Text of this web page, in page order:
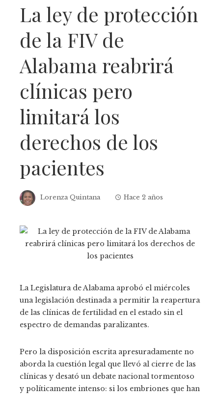
La ley de protección
de la FIV de
Alabama reabrirá
clínicas pero
limitará los
derechos de los
pacientes
Lorenza Quintana Hace 2 años
La Legislatura de Alabama aprobó el miércoles
una legislación destinada a permitir la reapertura
de las clínicas de fertilidad en el estado sin el
espectro de demandas paralizantes.
Pero la disposición escrita apresuradamente no
aborda la cuestión legal que llevó al cierre de las
clínicas y desató un debate nacional tormentoso
y políticamente intenso: si los embriones que han